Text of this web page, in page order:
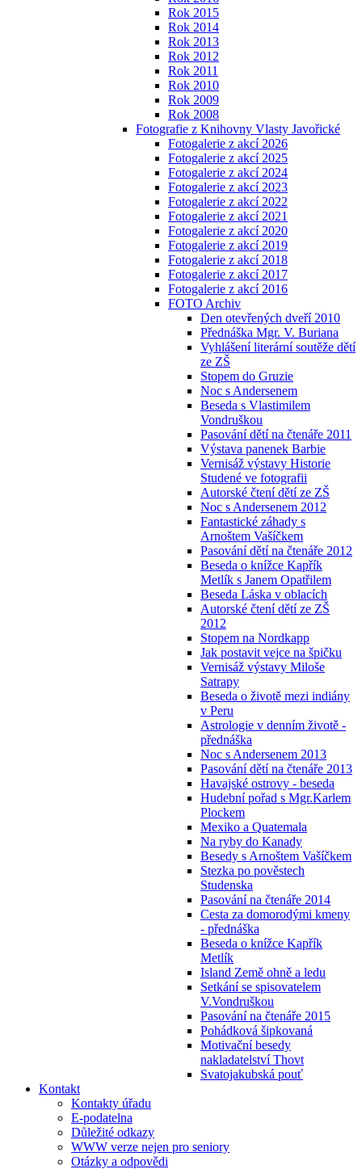
Rok 2015
Rok 2014
Rok 2013
Rok 2012
Rok 2011
Rok 2010
Rok 2009
Rok 2008
Fotografie z Knihovny Vlasty Javořické
Fotogalerie z akcí 2026
Fotogalerie z akcí 2025
Fotogalerie z akcí 2024
Fotogalerie z akcí 2023
Fotogalerie z akcí 2022
Fotogalerie z akcí 2021
Fotogalerie z akcí 2020
Fotogalerie z akcí 2019
Fotogalerie z akcí 2018
Fotogalerie z akcí 2017
Fotogalerie z akcí 2016
FOTO Archiv
Den otevřených dveří 2010
Přednáška Mgr. V. Buriana
Vyhlášení literární soutěže dětí
ze ZŠ
Stopem do Gruzie
Noc s Andersenem
Beseda s Vlastimilem
Vondruškou
Pasování dětí na čtenáře 2011
Výstava panenek Barbie
Vernisáž výstavy Historie
Studené ve fotografii
Autorské čtení dětí ze ZŠ
Noc s Andersenem 2012
Fantastické záhady s
Arnoštem Vašíčkem
Pasování dětí na čtenáře 2012
Beseda o knížce Kapřík
Metlík s Janem Opatřilem
Beseda Láska v oblacích
Autorské čtení dětí ze ZŠ
2012
Stopem na Nordkapp
Jak postavit vejce na špičku
Vernisáž výstavy Miloše
Satrapy
Beseda o životě mezi indiány
v Peru
Astrologie v denním životě -
přednáška
Noc s Andersenem 2013
Pasování dětí na čtenáře 2013
Havajské ostrovy - beseda
Hudební pořad s Mgr.Karlem
Plockem
Mexiko a Quatemala
Na ryby do Kanady
Besedy s Arnoštem Vašíčkem
Stezka po pověstech
Studenska
Pasování na čtenáře 2014
Cesta za domorodými kmeny
- přednáška
Beseda o knížce Kapřík
Metlík
Island Země ohně a ledu
Setkání se spisovatelem
V.Vondruškou
Pasování na čtenáře 2015
Pohádková šipkovaná
Motivační besedy
nakladatelství Thovt
Svatojakubská pouť
Kontakt
Kontakty úřadu
E-podatelna
Důležité odkazy
WWW verze nejen pro seniory
Otázky a odpovědi